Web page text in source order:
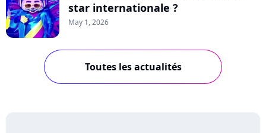
star internationale ?
May 1, 2026
Toutes les actualités